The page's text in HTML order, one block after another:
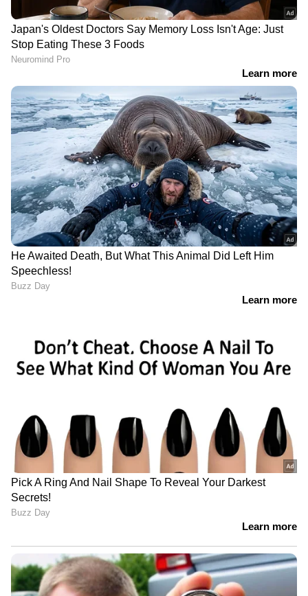
മൂന്ന് മരണം; സംഭവം
കൊൽക്കത്തയിൽ
മധ്യപ്രദേശ്
മുഖ്യമന്ത്രിയുടെ
ഉപദേശകൻ ട്രസ്ററ്
ബിജെപിക്കെതിരെ
ആരോപണവുമായി
കോൺ​ഗ്രസ്
LATEST VIDEOS
മാതൃക ചോദ്യങ്ങൾ അതേപടി
ഗുരുതര വീഴ്ച
ഗൗതം കൃഷ്ണനായി തെരച്ചിൽ;
കൽപ്പേനി നീണ്ടകരയിൽ | Kollam |
Indian Navy